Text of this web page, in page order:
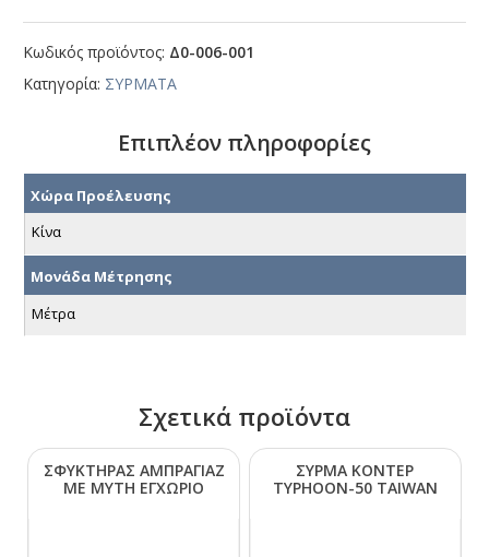
Κωδικός προϊόντος: Δ0-006-001
Κατηγορία: ΣΥΡΜΑΤΑ
Επιπλέον πληροφορίες
Χώρα Προέλευσης
Κίνα
Μονάδα Μέτρησης
Μέτρα
Σχετικά προϊόντα
ΣΦΥΚΤΗΡΑΣ ΑΜΠΡΑΓΙΑΖ
ΜΕ ΜΥΤΗ ΕΓΧΩΡΙΟ
ΣΥΡΜΑ ΚΟΝΤΕΡ
ΤΥΡΗΟΟΝ-50 ΤΑΙWΑΝ